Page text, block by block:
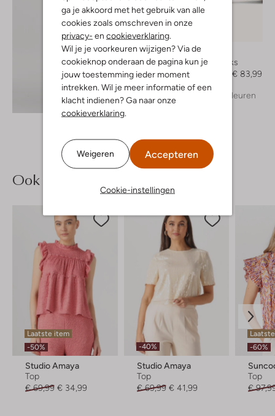
ga je akkoord met het gebruik van alle
cookies zoals omschreven in onze
privacy- en cookieverklaring
Wil je je voorkeuren wijzigen? Via de
cookieknop onderaan de pagina kun je
jouw toestemming ieder moment
intrekken. Wil je meer informatie of een
klacht indienen? Ga naar onze
cookieverklaring
Weigeren Accepteren
Cookie-instellingen
Ontdek de look
Notre-V
Slingbacks
€ 83,99
+ meer kleuren
Ook iets voor jou?
Laatste item
-50%
Studio Amaya
Top
€ 69,99 € 34,99
-40%
Studio Amaya
Top
€ 69,99 € 41,99
-60%
Top
€